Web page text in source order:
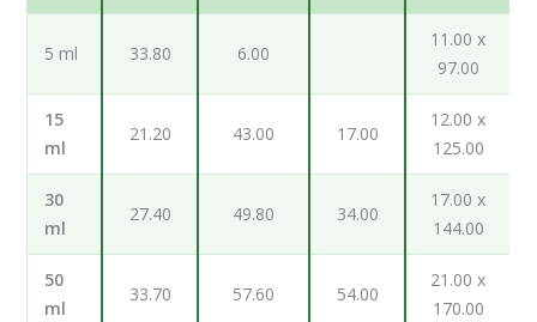
5 ml 33.80 6.00
11.00 x
97.00
15
ml
21.20 43.00 17.00
12.00 x
125.00
30
ml
27.40 49.80 34.00
17.00 x
144.00
50
ml
33.70 57.60 54.00
21.00 x
170.00